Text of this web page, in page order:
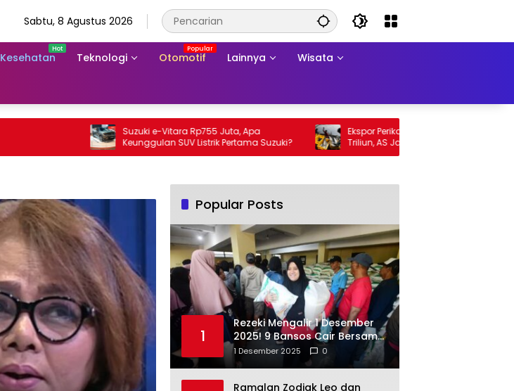
Sabtu, 8 Agustus 2026
Kesehatan Teknologi Otomotif Lainnya Wisata
Suzuki e-Vitara Rp755 Juta, Apa
Keunggulan SUV Listrik Pertama Suzuki?
Ekspor Perikanan 2025 Tembus Rp105
Triliun, AS Jadi Pasar Utama
Popular Posts
1
Rezeki Mengalir 1 Desember
2025! 9 Bansos Cair Bersama:
PKH, BPNT, dan KKS Mandiri
Double
1 Desember 2025 0
Ramalan Zodiak Leo dan